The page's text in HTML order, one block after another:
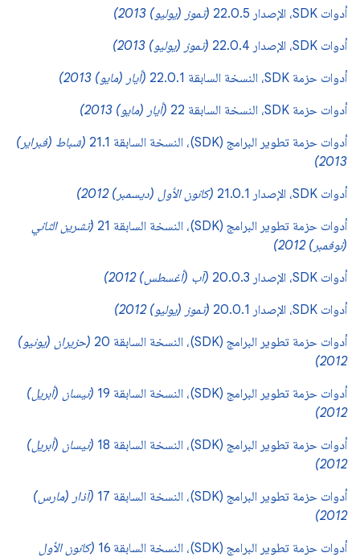
أدوات SDK، الإصدار 22.0.5
(تموز (يوليو) 2013)
أدوات SDK، الإصدار 22.0.4
(تموز (يوليو) 2013)
أدوات حزمة SDK، النسخة السابقة 22.0.1
(أيار (مايو) 2013)
أدوات حزمة SDK، النسخة السابقة 22
(أيار (مايو) 2013)
أدوات حزمة تطوير البرامج (SDK)، النسخة السابقة 21.1
(شباط (فبراير)
2013)
أدوات SDK، الإصدار 21.0.1
(كانون الأول (ديسمبر) 2012)
أدوات حزمة تطوير البرامج (SDK)، النسخة السابقة 21
(تشرين الثاني
(نوفمبر) 2012)
أدوات SDK، الإصدار 20.0.3
(آب (أغسطس) 2012)
أدوات SDK، الإصدار 20.0.1
(تموز (يوليو) 2012)
أدوات حزمة تطوير البرامج (SDK)، النسخة السابقة 20
(حزيران (يونيو)
2012)
أدوات حزمة تطوير البرامج (SDK)، النسخة السابقة 19
(نيسان (أبريل)
2012)
أدوات حزمة تطوير البرامج (SDK)، النسخة السابقة 18
(نيسان (أبريل)
2012)
أدوات حزمة تطوير البرامج (SDK)، النسخة السابقة 17
(آذار (مارس)
2012)
أدوات حزمة تطوير البرامج (SDK)، النسخة السابقة 16
(كانون الأول